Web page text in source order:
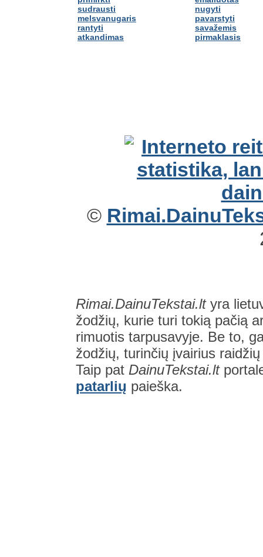
sudrausti
melsvanugaris
rantyti
atkandimas
nugyti
pavarstyti
savažemis
pirmaklasis
©
Rimai.DainuTekstai.ltyra
žodžių, kurie turi tokią pačią
rimuotis tarpusavyje. Be to,
žodžių, turinčių įvairius
Taip pat DainuTekstai.lt
patarlių paieška.